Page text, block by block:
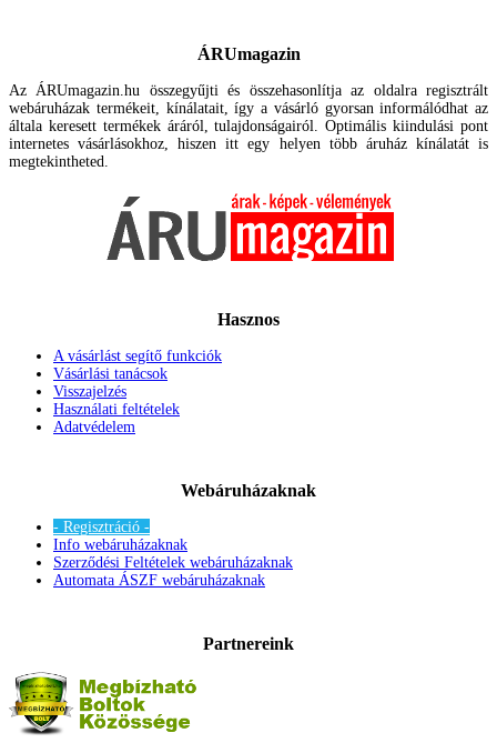
ÁRUmagazin
Az ÁRUmagazin.hu összegyűjti és összehasonlítja az oldalra regisztrált
webáruházak termékeit, kínálatait, így a vásárló gyorsan informálódhat az
általa keresett termékek áráról, tulajdonságairól. Optimális kiindulási pont
internetes vásárlásokhoz, hiszen itt egy helyen több áruház kínálatát is
megtekintheted.
Hasznos
A vásárlást segítő funkciók
Vásárlási tanácsok
Visszajelzés
Használati feltételek
Adatvédelem
Webáruházaknak
- Regisztráció -
Info webáruházaknak
Szerződési Feltételek webáruházaknak
Automata ÁSZF webáruházaknak
Partnereink